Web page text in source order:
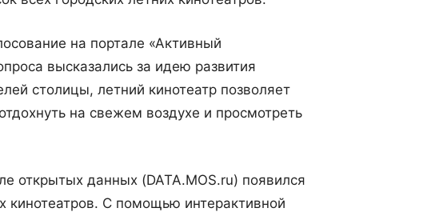
на портале «Активный
высказались за идею развития
столицы, летний кинотеатр позволяет
на свежем воздухе и просмотреть
открытых данных (DATA.MOS.ru) появился
кинотеатров. С помощью интерактивной